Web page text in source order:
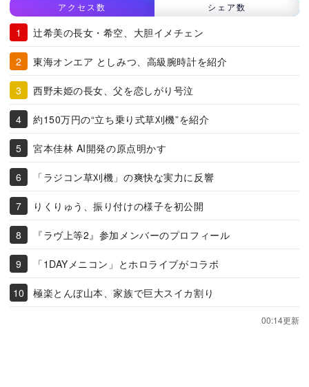
アクセス数 シェア数
辻希美の長女・希空、大胆イメチェン
東海オンエア としみつ、高級腕時計を紹介
西野未姫の長女、父を恋しがり号泣
約150万円の“立ち乗り式草刈機”を紹介
宮本佳林 AI開発の原点明かす
「ラジコン草刈機」の爽快な実力に反響
りくりゅう、振り付けの様子を初公開
『ラヴ上等2』参加メンバーのプロフィール
「1DAYメニコン」とホロライブがコラボ
極楽とんぼ山本、家族で巨大スイカ割り
00:14更新